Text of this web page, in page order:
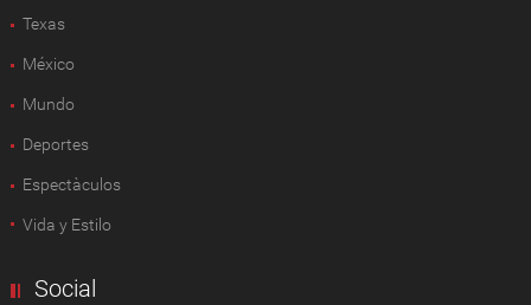
Texas
México
Mundo
Deportes
Espectàculos
Vida y Estilo
Social